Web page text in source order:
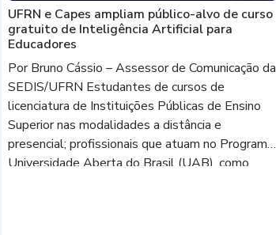
UFRN e Capes ampliam público-alvo de curso
gratuito de Inteligência Artificial para
Educadores
Por Bruno Cássio – Assessor de Comunicação da
SEDIS/UFRN Estudantes de cursos de
licenciatura de Instituições Públicas de Ensino
Superior nas modalidades a distância e
presencial; profissionais que atuam no Programa
Universidade Aberta do Brasil (UAB), como